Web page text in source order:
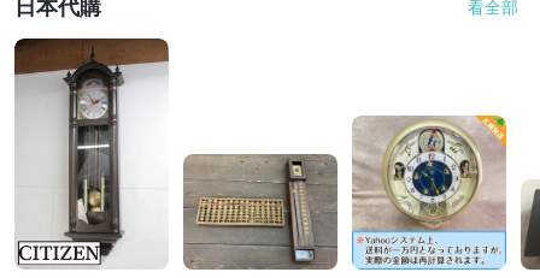
日本代購 看全部